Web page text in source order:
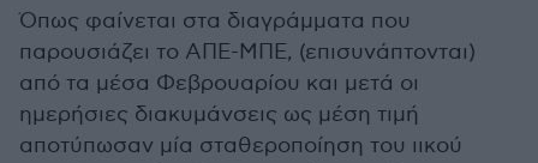
Όπως φαίνεται στα διαγράμματα που
παρουσιάζει το ΑΠΕ-ΜΠΕ, (επισυνάπτονται)
από τα μέσα Φεβρουαρίου και μετά οι
ημερήσιες διακυμάνσεις ως μέση τιμή
αποτύπωσαν μία σταθεροποίηση του ιικού